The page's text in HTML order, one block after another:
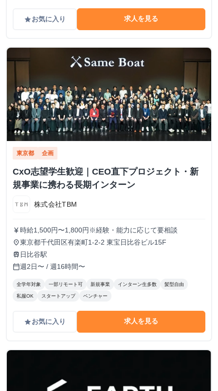
gradeお気に入り 求人を見る
東京都 企画
CxO志望学生歓迎｜CEO直下プロジェクト・新
規事業に携わる長期インターン
株式会社TBM
currency_yen 時給1,500円〜1,800円※経験・能力に応じて要相談
place東京都千代田区有楽町1-2-2 東宝日比谷ビル15F
train 日比谷駅
calendar_today週2日〜 / 週16時間〜
全学年対象 一部リモート可 新規事業 インターン生多数 髪型自由
私服OK スタートアップ ベンチャー
gradeお気に入り 求人を見る